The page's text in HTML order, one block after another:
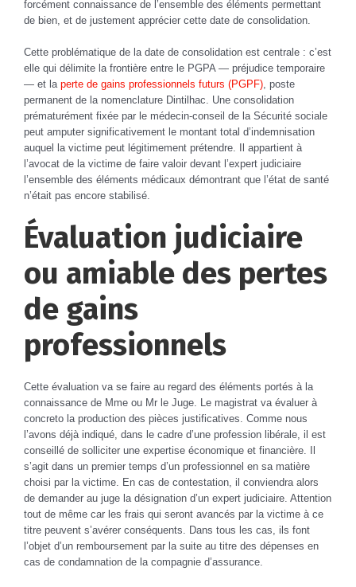
forcément connaissance de l’ensemble des éléments permettant
de bien, et de justement apprécier cette date de consolidation.
Cette problématique de la date de consolidation est centrale : c’est
elle qui délimite la frontière entre le PGPA — préjudice temporaire
— et la perte de gains professionnels futurs (PGPF), poste
permanent de la nomenclature Dintilhac. Une consolidation
prématurément fixée par le médecin-conseil de la Sécurité sociale
peut amputer significativement le montant total d’indemnisation
auquel la victime peut légitimement prétendre. Il appartient à
l’avocat de la victime de faire valoir devant l’expert judiciaire
l’ensemble des éléments médicaux démontrant que l’état de santé
n’était pas encore stabilisé.
Évaluation judiciaire
ou amiable des pertes
de gains
professionnels
Cette évaluation va se faire au regard des éléments portés à la
connaissance de Mme ou Mr le Juge. Le magistrat va évaluer à
concreto la production des pièces justificatives. Comme nous
l’avons déjà indiqué, dans le cadre d’une profession libérale, il est
conseillé de solliciter une expertise économique et financière. Il
s’agit dans un premier temps d’un professionnel en sa matière
choisi par la victime. En cas de contestation, il conviendra alors
de demander au juge la désignation d’un expert judiciaire. Attention
tout de même car les frais qui seront avancés par la victime à ce
titre peuvent s’avérer conséquents. Dans tous les cas, ils font
l’objet d’un remboursement par la suite au titre des dépenses en
cas de condamnation de la compagnie d’assurance.